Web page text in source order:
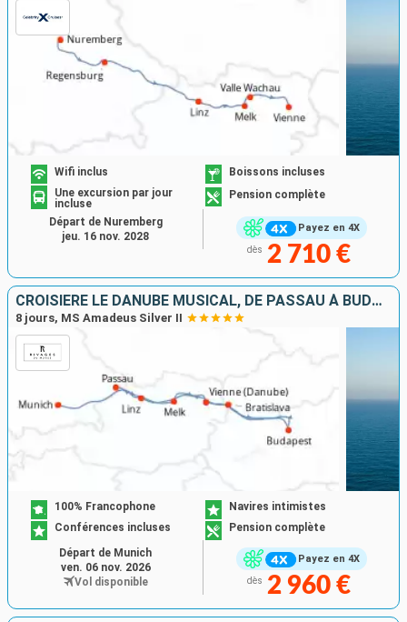
Payez en 4X
Wifi inclus
Boissons incluses
Une excursion par jour
incluse
Pension complète
dès 2 710 €
Départ de Nuremberg
jeu. 16 nov. 2028
CROISIÈRE LE DANUBE MUSICAL, DE PASSAU À BUDAPEST
8 jours, MS Amadeus Silver II
Payez en 4X
100% Francophone
Navires intimistes
Conférences incluses
Pension complète
dès 2 960 €
Départ de Munich
ven. 06 nov. 2026
Vol disponible